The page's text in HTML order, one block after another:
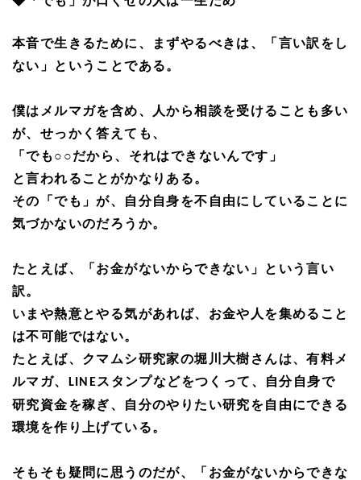
本音で生きるために、まずやるべきは、「言い訳をし
ない」ということである。
僕はメルマガを含め、人から相談を受けることも多い
が、せっかく答えても、
「でも○○だから、それはできないんです」
と言われることがかなりある。
その「でも」が、自分自身を不自由にしていることに
気づかないのだろうか。
たとえば、「お金がないからできない」という言い
訳。
いまや熱意とやる気があれば、お金や人を集めること
は不可能ではない。
たとえば、クマムシ研究家の堀川大樹さんは、有料メ
ルマガ、
LINEスタンプなどをつくって、
自分自身で
研究資金を稼ぎ、自分のやりたい研究を自由にできる
環境を作り上げている。
そもそも疑問に思うのだが、「お金がないからできな